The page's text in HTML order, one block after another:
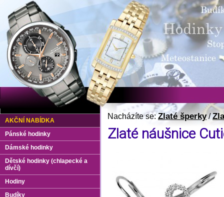
Nacházíte se:Zlaté šperky/
Zlaté náušnice
AKČNÍ NABÍDKA
Pánské hodinky
Dámské hodinky
Dětské hodinky (chlapecké a
dívčí)
Hodiny
Budíky